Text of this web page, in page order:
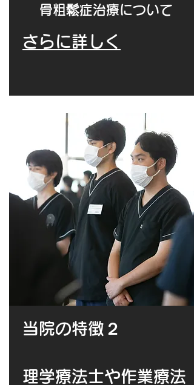
​骨粗鬆症治療について
さらに詳しく
当院の特徴２​
理学療法士や作業療法